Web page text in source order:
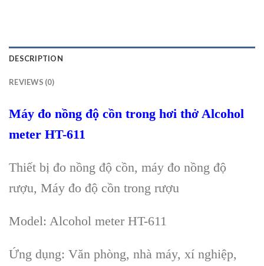
DESCRIPTION
REVIEWS (0)
Máy đo nồng độ cồn trong hơi thở Alcohol
meter HT-611
Thiết bị đo nồng độ cồn, máy đo nồng độ
rượu, Máy đo độ cồn trong rượu
Model: Alcohol meter HT-611
Ứng dụng: Văn phòng, nhà máy, xí nghiệp,